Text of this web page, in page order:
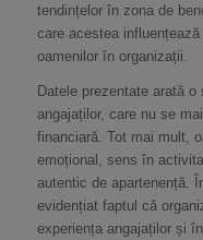
tendințelor în zona de
care acestea
oamenilor în organizații.
Datele prezentate arată
angajaților, care nu se
financiară. Tot mai mult,
emoțional, sens în
autentic de apartenență.
evidențiat faptul că
experiența angajaților și